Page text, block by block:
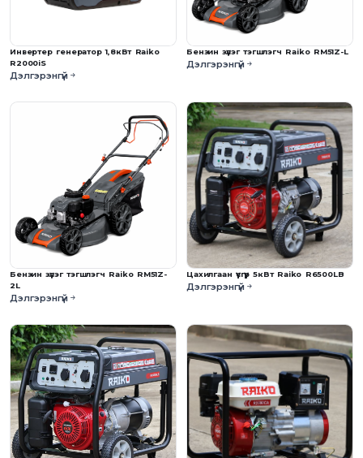
Инвертер генератор 1,8кВт Raiko
R2000iS
Дэлгэрэнгүй
Бензин зүлэг тэгшлэгч Raiko RM51Z-L
Дэлгэрэнгүй
Бензин зүлэг тэгшлэгч Raiko RM51Z-
2L
Дэлгэрэнгүй
Цахилгаан үүсгүүр 5кВт Raiko R6500LB
Дэлгэрэнгүй